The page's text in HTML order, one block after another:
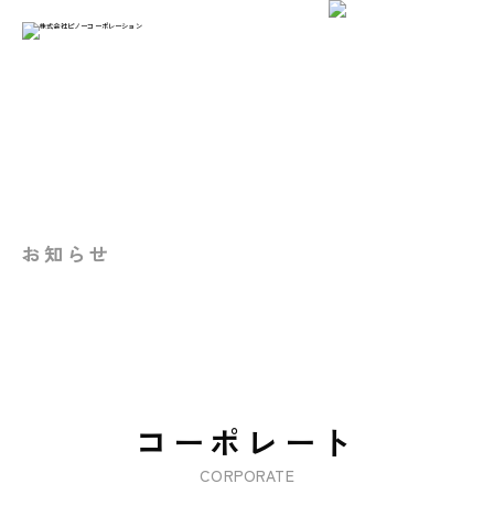
お知らせ
コーポレート
CORPORATE